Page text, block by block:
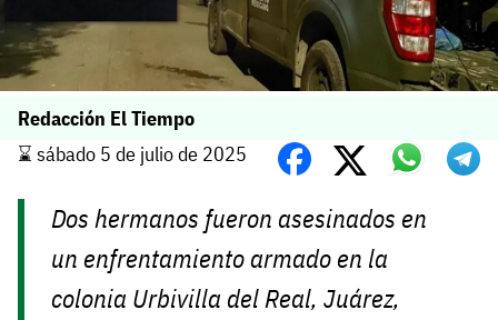
Redacción El Tiempo
⌛️ sábado 5 de julio de 2025
Dos hermanos fueron asesinados en
un enfrentamiento armado en la
colonia Urbivilla del Real, Juárez,